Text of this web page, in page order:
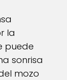
la
puede
sonrisa
mozo